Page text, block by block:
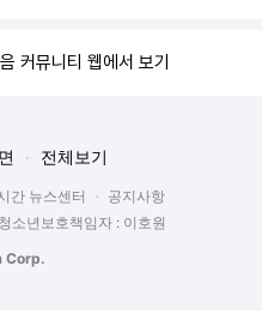
커뮤니티 웹에서 보기
전체보기
간 뉴스센터
공지사항
청소년보호책임자 : 이호원
Corp.